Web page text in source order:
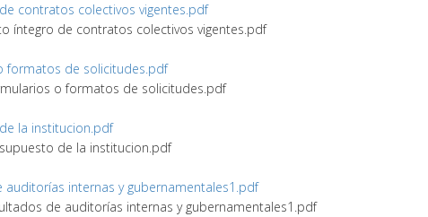
contratos colectivos vigentes.pdf
íntegro de contratos colectivos vigentes.pdf
formatos de solicitudes.pdf
o formatos de solicitudes.pdf
la institucion.pdf
de la institucion.pdf
auditorías internas y gubernamentales1.pdf
de auditorías internas y gubernamentales1.pdf